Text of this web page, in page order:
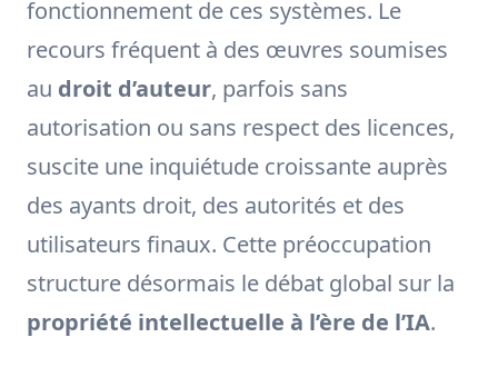
fonctionnement de ces systèmes. Le
recours fréquent à des œuvres soumises
au droit d’auteur, parfois sans
autorisation ou sans respect des licences,
suscite une inquiétude croissante auprès
des ayants droit, des autorités et des
utilisateurs finaux. Cette préoccupation
structure désormais le débat global sur la
propriété intellectuelle à l’ère de l’IA.